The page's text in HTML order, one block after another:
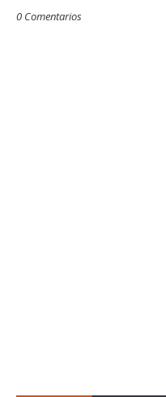
0 Comentarios